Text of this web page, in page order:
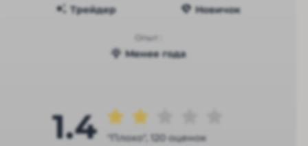
Трейдер Новичок
Опыт :
Менее года
1.4 "Плохо", 120 оценок